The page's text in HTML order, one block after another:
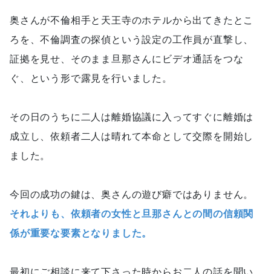
奥さんが不倫相手と天王寺のホテルから出てきたとこ
ろを、不倫調査の探偵という設定の工作員が直撃し、
証拠を見せ、そのまま旦那さんにビデオ通話をつな
ぐ、という形で露見を行いました。
その日のうちに二人は離婚協議に入ってすぐに離婚は
成立し、依頼者二人は晴れて本命として交際を開始し
ました。
今回の成功の鍵は、奥さんの遊び癖ではありません。
それよりも、依頼者の女性と旦那さんとの間の信頼関
係が重要な要素となりました。